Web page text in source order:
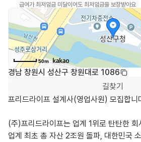
급여가 최저임금 미달이어도 최저임금을 보장받아요
50m
경남 창원시 성산구 창원대로 1086
길찾기
프리드라이프 설계사(영업사원) 모집합니
(주)프리드라이프는 업계 1위로 탄탄한 회
업계 최초 총 자산 2조원 돌파, 대한민국